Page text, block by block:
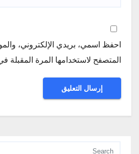
احفظ اسمي، بريدي الإلكتروني،
المتصفح لاستخدامها المرة المقبلة